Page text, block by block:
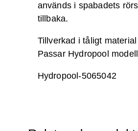
används i spabadets
tillbaka.
Tillverkad i tåligt
Passar Hydropool
Hydropool-5065042